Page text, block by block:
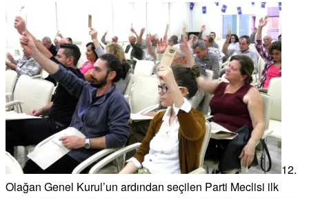
12.
Olağan Genel Kurul’un ardından seçilen Parti Meclisi ilk